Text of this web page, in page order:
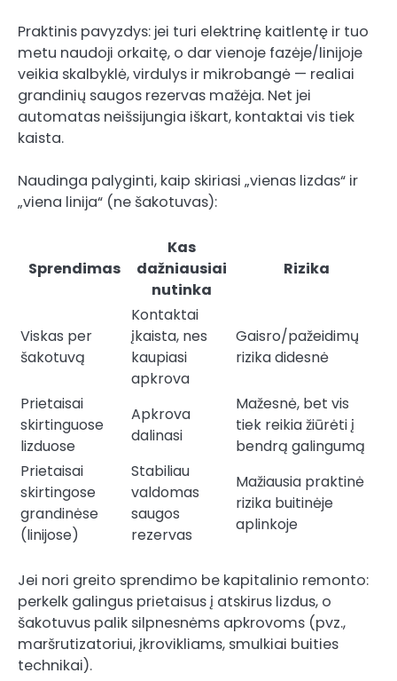
Praktinis pavyzdys: jei turi elektrinę kaitlentę ir tuo
metu naudoji orkaitę, o dar vienoje fazėje/linijoje
veikia skalbyklė, virdulys ir mikrobangė — realiai
grandinių saugos rezervas mažėja. Net jei
automatas neišsijungia iškart, kontaktai vis tiek
kaista.
Naudinga palyginti, kaip skiriasi „vienas lizdas“ ir
„viena linija“ (ne šakotuvas):
Sprendimas
Kas
dažniausiai
nutinka
Rizika
Viskas per
šakotuvą
Kontaktai
įkaista, nes
kaupiasi
apkrova
Gaisro/pažeidimų
rizika didesnė
Prietaisai
skirtinguose
lizduose
Apkrova
dalinasi
Mažesnė, bet vis
tiek reikia žiūrėti į
bendrą galingumą
Prietaisai
skirtingose
grandinėse
(linijose)
Stabiliau
valdomas
saugos
rezervas
Mažiausia praktinė
rizika buitinėje
aplinkoje
Jei nori greito sprendimo be kapitalinio remonto:
perkelk galingus prietaisus į atskirus lizdus, o
šakotuvus palik silpnesnėms apkrovoms (pvz.,
maršrutizatoriui, įkrovikliams, smulkiai buities
technikai).